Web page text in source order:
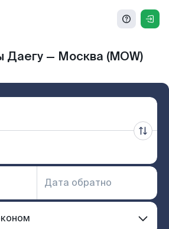
Даегу — Москва (MOW)